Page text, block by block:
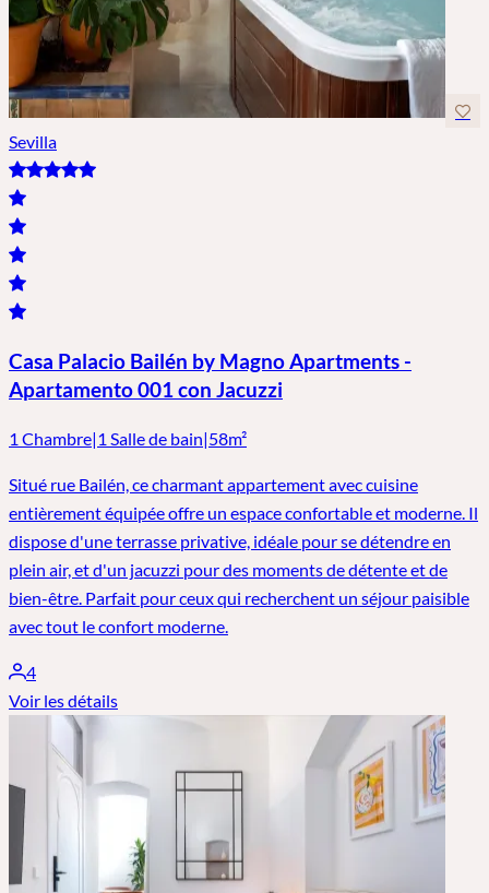
Sevilla
Casa Palacio Bailén by Magno Apartments -
Apartamento 001 con Jacuzzi
1 Chambre|1 Salle de bain|58m²
Situé rue Bailén, ce charmant appartement avec cuisine
entièrement équipée offre un espace confortable et moderne. Il
dispose d'une terrasse privative, idéale pour se détendre en
plein air, et d'un jacuzzi pour des moments de détente et de
bien-être. Parfait pour ceux qui recherchent un séjour paisible
avec tout le confort moderne.
4
Voir les détails